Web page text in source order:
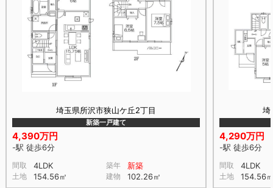
埼玉県所沢市狭山ケ丘2丁目
新築一戸建て
4,390万円
-駅 徒歩6分
間取 4LDK 築年 新築
土地 154.56㎡ 建物 102.26㎡
埼
4,290万円
-駅 徒歩6分
間取 4LDK
土地 154.56